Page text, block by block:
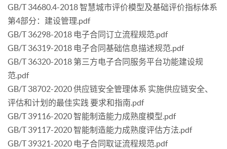
GB/T 34680.4-2018 智慧城市评价模型及基础评价指标体系
第4部分：建设管理.pdf
GB/T 36298-2018 电子合同订立流程规范.pdf
GB/T 36319-2018 电子合同基础信息描述规范.pdf
GB/T 36320-2018 第三方电子合同服务平台功能建设规
范.pdf
GB/T 38702-2020 供应链安全管理体系 实施供应链安全、
评估和计划的最佳实践 要求和指南.pdf
GB/T 39116-2020 智能制造能力成熟度模型.pdf
GB/T 39117-2020 智能制造能力成熟度评估方法.pdf
GB/T 39321-2020 电子合同取证流程规范.pdf